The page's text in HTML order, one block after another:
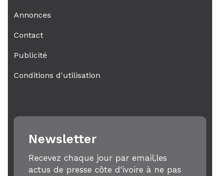
Annonces
Contact
Publicité
Conditions d'utilisation
Newsletter
Recevez chaque jour par email,les
actus de presse côte d'ivoire à ne pas